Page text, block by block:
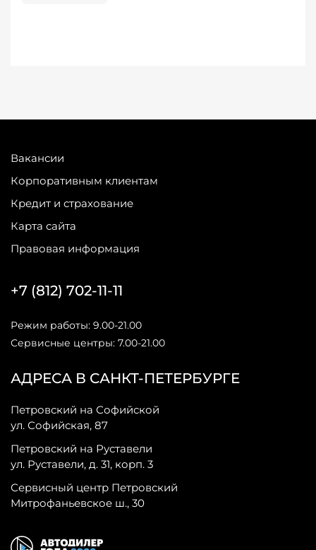
Вакансии
Корпоративным клиентам
Кредит и страхование
Карта сайта
Правовая информация
АДРЕСА В САНКТ-ПЕТЕРБУРГЕ
Петровский на Софийской
ул. Софийская, 87
Петровский на Руставели
ул. Руставели, д. 31, корп. 3
Сервисный центр Петровский
Митрофаньевское ш., 30
+7 (812) 702-11-11
Режим работы: 9.00-21.00
Сервисные центры: 7.00-21.00